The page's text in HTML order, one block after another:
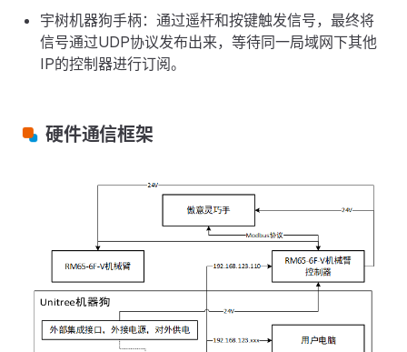
宇树机器狗手柄：通过遥杆和按键触发信号，最终将
信号通过UDP协议发布出来，等待同一局域网下其他
IP的控制器进行订阅。
硬件通信框架